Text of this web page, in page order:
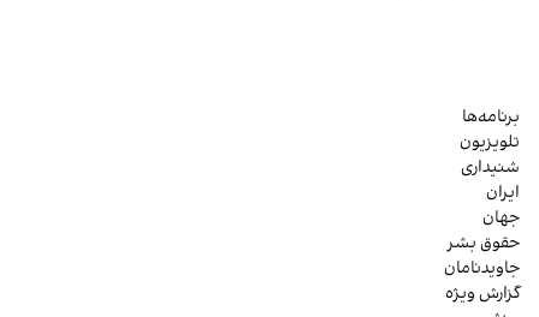
برنامه‌ها
تلویزیون
شنیداری
ایران
جهان
حقوق بشر
جاویدنامان
گزارش ویژه